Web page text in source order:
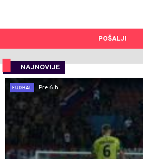
POŠALJI
NAJNOVIJE
FUDBAL
Pre 6 h